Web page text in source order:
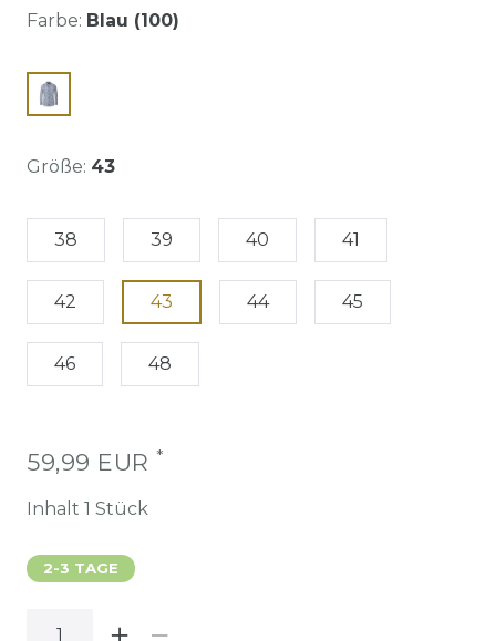
Farbe: Blau (100)
Größe: 43
38 39 40 41
42 43 44 45
46 48
59,99 EUR *
Inhalt 1 Stück
2-3 TAGE